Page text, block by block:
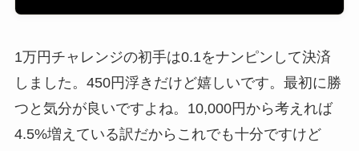
1万円チャレンジの初手は0.1をナンピンして決済
しました。450円浮きだけど嬉しいです。最初に勝
つと気分が良いですよね。10,000円から考えれば
4.5%増えている訳だからこれでも十分ですけど